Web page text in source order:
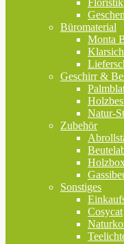
Büromaterial
Monta
Geschirr &
Natur-
Zubehör
Sonstiges
Cosycat